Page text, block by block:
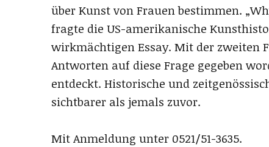
über Kunst von Frauen bestimmen.
fragte die US-amerikanische
wirkmächtigen Essay. Mit der zweiten
Antworten auf diese Frage gegeben
entdeckt. Historische und
sichtbarer als jemals zuvor.
Mit Anmeldung unter 0521/51-3635.